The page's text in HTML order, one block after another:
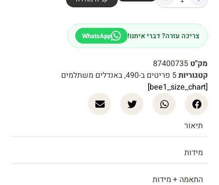
צריכה עזרה? דברי איתנו! WhatsApp
מק"ט 87400735
קטגוריות5 פריטים ב-490 ,באנדלים משתלמים
[bee1_size_chart]
תיאור
מידות
התאמה + מידות